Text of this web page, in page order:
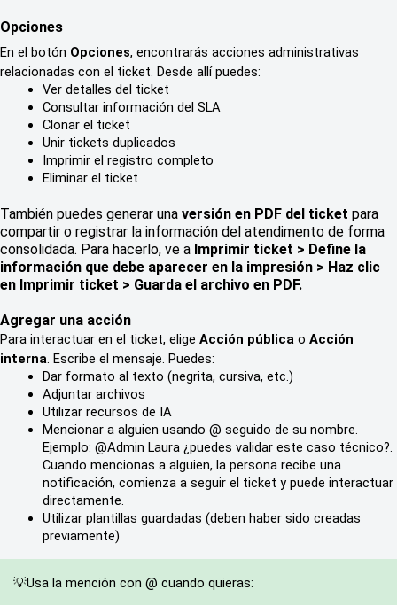
Opciones
En el botón Opciones, encontrarás acciones administrativas
relacionadas con el ticket. Desde allí puedes:
Ver detalles del ticket
Consultar información del SLA
Clonar el ticket
Unir tickets duplicados
Imprimir el registro completo
Eliminar el ticket
También puedes generar una versión en PDF del ticket para
compartir o registrar la información del atendimento de forma
consolidada. Para hacerlo, ve a Imprimir ticket > Define la
información que debe aparecer en la impresión > Haz clic
en Imprimir ticket > Guarda el archivo en PDF.
Agregar una acción
Para interactuar en el ticket, elige Acción pública o Acción
interna. Escribe el mensaje. Puedes:
Dar formato al texto (negrita, cursiva, etc.)
Adjuntar archivos
Utilizar recursos de IA
Mencionar a alguien usando @ seguido de su nombre.
Ejemplo: @Admin Laura ¿puedes validar este caso técnico?.
Cuando mencionas a alguien, la persona recibe una
notificación, comienza a seguir el ticket y puede interactuar
directamente.
Utilizar plantillas guardadas (deben haber sido creadas
previamente)
💡Usa la mención con @ cuando quieras: